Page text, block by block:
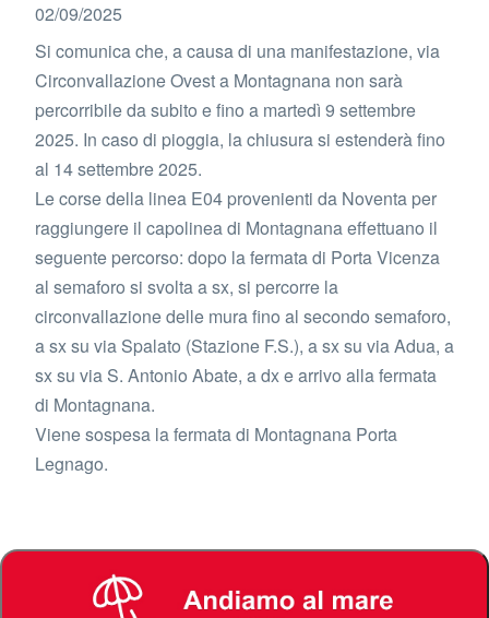
02/09/2025
Si comunica che, a causa di una manifestazione, via
Circonvallazione Ovest a Montagnana non sarà
percorribile da subito e fino a martedì 9 settembre
2025. In caso di pioggia, la chiusura si estenderà fino
al 14 settembre 2025.
Le corse della linea E04 provenienti da Noventa per
raggiungere il capolinea di Montagnana effettuano il
seguente percorso: dopo la fermata di Porta Vicenza
al semaforo si svolta a sx, si percorre la
circonvallazione delle mura fino al secondo semaforo,
a sx su via Spalato (Stazione F.S.), a sx su via Adua, a
sx su via S. Antonio Abate, a dx e arrivo alla fermata
di Montagnana.
Viene sospesa la fermata di Montagnana Porta
Legnago.